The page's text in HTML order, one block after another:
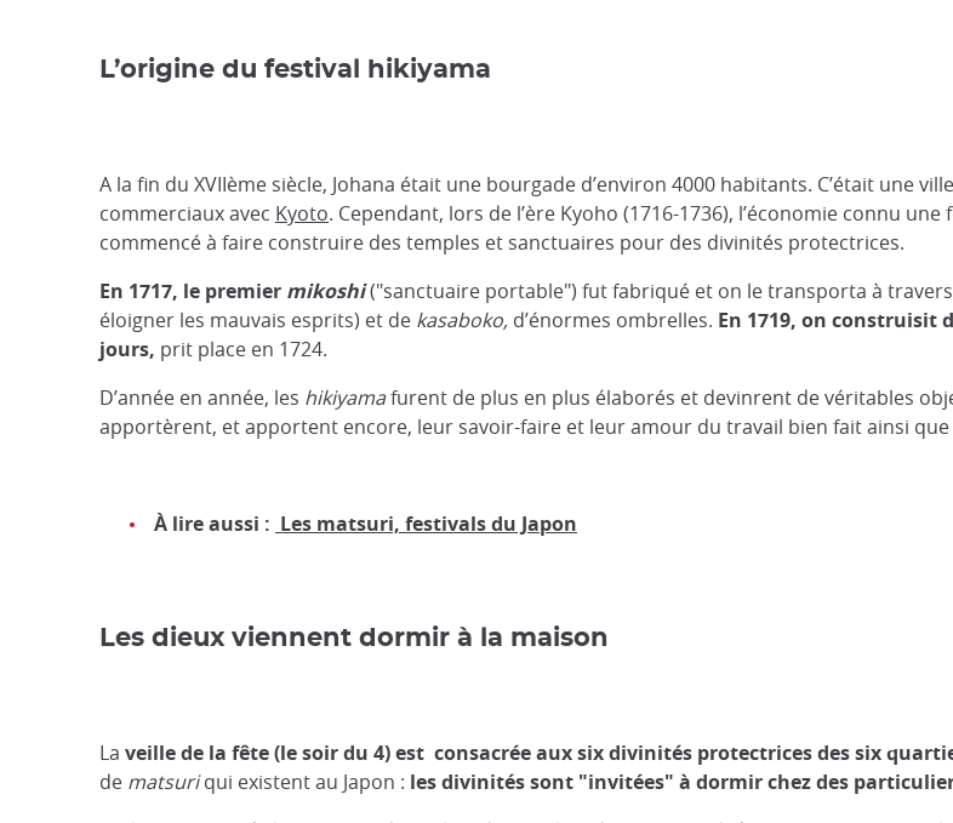
L’origine du festival hikiyama
A la fin du XVIIème siècle, Johana était une bourgade d’environ 4000 habitants. C’était une
commerciaux avec Kyoto. Cependant, lors de l’ère Kyoho (1716-1736), l’économie connu
commencé à faire construire des temples et sanctuaires pour des divinités protectrices.
En 1717, le premier mikoshi("sanctuaire portable") fut fabriqué et on le transporta à
éloigner les mauvais esprits) et de kasaboko, d’énormes ombrelles. En 1719, on construisit
jours, prit place en 1724.
D’année en année, les hikiyamafurent de plus en plus élaborés et devinrent de véritables
apportèrent, et apportent encore, leur savoir-faire et leur amour du travail bien fait ainsi
À lire aussi : Les matsuri, festivals du Japon
Les dieux viennent dormir à la maison
La veille de la fête (le soir du 4) est consacrée aux six divinités protectrices des six
de matsuriqui existent au Japon : les divinités sont "invitées" à dormir chez des